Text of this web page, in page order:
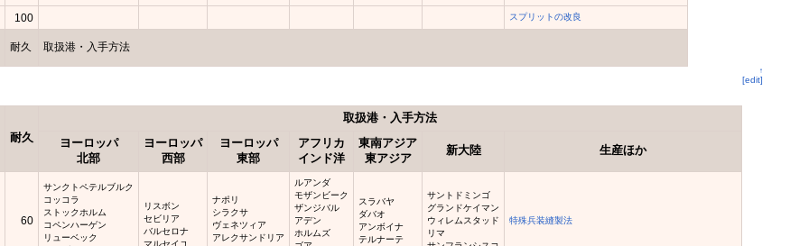
耐久 取扱港・入手方法
100 スプリットの改良
↑
[edit]
耐久
取扱港・入手方法
ヨーロッパ
北部
ヨーロッパ
西部
ヨーロッパ
東部
アフリカ
インド洋
東南アジア
東アジア
新大陸 生産ほか
60
サンクトペテルブルク
コッコラ
ストックホルム
コペンハーゲン
リューベック
リスボン
セビリア
バルセロナ
マルセイユ
ナポリ
シラクサ
ヴェネツィア
アレクサンドリア
ルアンダ
モザンビーク
ザンジバル
アデン
ホルムズ
スラバヤ
ダバオ
アンボイナ
テルナーテ
サントドミンゴ
グランドケイマン
ウィレムスタッド
リマ
特殊兵装縫製法